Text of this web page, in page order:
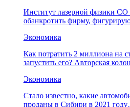
Институт лазерной физики
обанкротить фирму,
Экономика
Как потратить 2 миллиона на
запустить его? Авторская
Экономика
Стало известно, какие
проданы в Сибири в 2021